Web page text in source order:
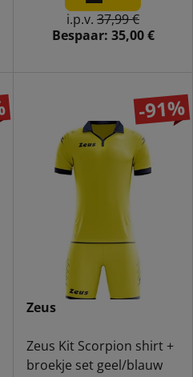
i.p.v. 37,99 €
Bespaar: 35,00 €
-91%
Zeus
Zeus Kit Scorpion shirt +
broekje set geel/blauw